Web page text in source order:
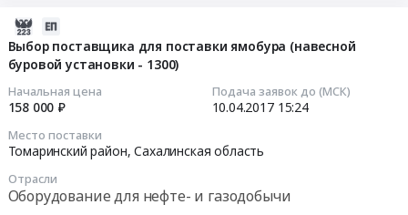
Выбор поставщика для поставки ямобура (навесной
буровой установки - 1300)
Начальная цена
158 000 ₽
Подача заявок до (МСК)
10.04.2017 15:24
Место поставки
Томаринский район,Сахалинская область
Отрасли
Оборудование для нефте- и газодобычи